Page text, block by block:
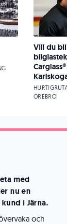
med
nu en
i Järna.
och
Vill du
ÖREBRO